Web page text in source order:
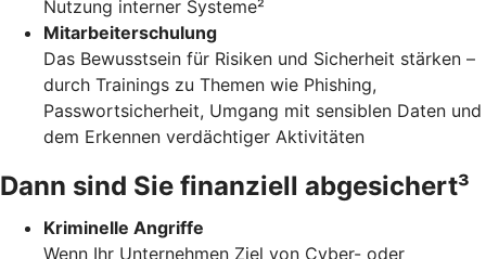
Nutzung interner Systeme²
Mitarbeiterschulung
Das Bewusstsein für Risiken und Sicherheit stärken –
durch Trainings zu Themen wie Phishing,
Passwortsicherheit, Umgang mit sensiblen Daten und
dem Erkennen verdächtiger Aktivitäten
Dann sind Sie finanziell abgesichert³
Kriminelle Angriffe
Wenn Ihr Unternehmen Ziel von Cyber- oder